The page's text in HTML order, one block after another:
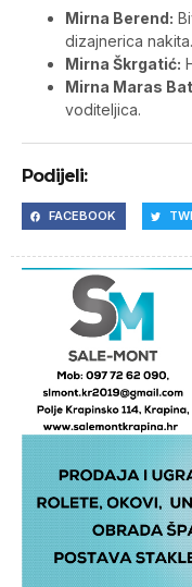
Mirna Berend:
dizajnerica nakita.
Mirna Škrgatić:
Mirna Maras
voditeljica.
Podijeli:
FACEBOOK